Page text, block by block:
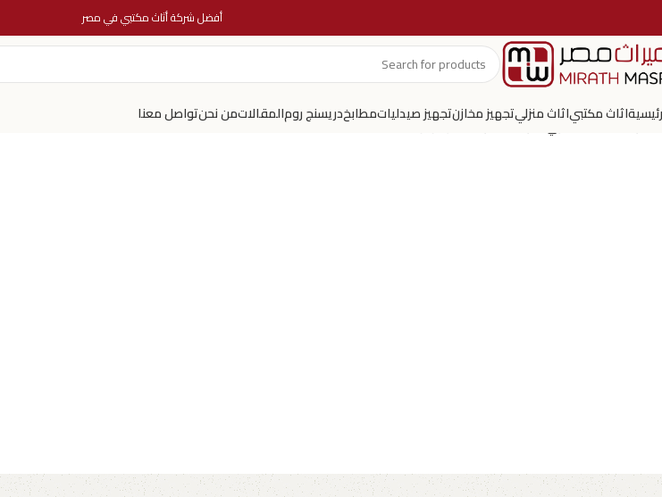
أفضل شركة أثاث مكتبي في مصر
اثاث مكتبياثاث منزليتجهيز مخازنتجهيز صيدلياتمطابخدريسنج رومالمقالاتمن نحنتواصل معنا الرئيسية اثاث منزلي غرفة سفره سفرة وبوفية